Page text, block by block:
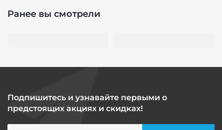
Ранее вы смотрели
Подпишитесь и узнавайте первыми о
предстоящих акциях и скидках!